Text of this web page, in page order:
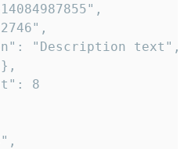
"Description text",
8